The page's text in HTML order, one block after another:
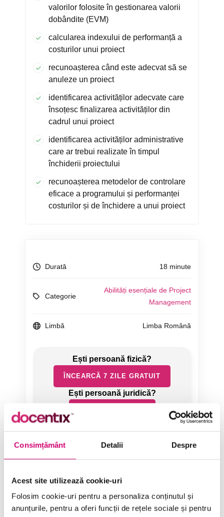
Consimțământ Detalii Despre
Acest site utilizează cookie-uri
Folosim cookie-uri pentru a personaliza conținutul și
anunțurile, pentru a oferi funcții de rețele sociale și pentru
valorilor folosite în gestionarea valorii
dobândite (EVM)
calcularea indexului de performanță a
costurilor unui proiect
recunoașterea când este adecvat să se
anuleze un proiect
identificarea activităților adecvate care
însoțesc finalizarea activităților din
cadrul unui proiect
identificarea activităților administrative
care ar trebui realizate în timpul
închiderii proiectului
recunoașterea metodelor de controlare
eficace a programului și performanței
costurilor și de închidere a unui proiect
Durată 18 minute
Categorie
Abilități esențiale de Project
Management
Limbă Limba Română
ÎNCEARCĂ 7 ZILE GRATUIT
Categorii de Cursuri